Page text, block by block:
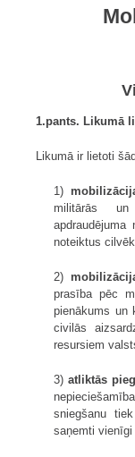
1.pants. Likumā
Likumā ir lietoti
1)
militārās
noteiktus
2)
prasība pēc
pienākums un
civilās
resursiem
3) atliktās
sniegšanu
saņemti